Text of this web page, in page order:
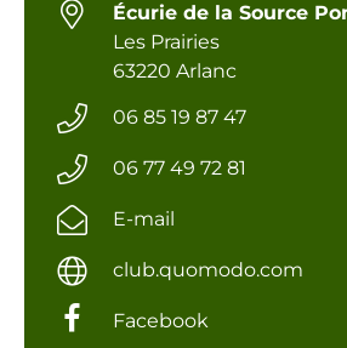
Écurie de la Source
Les Prairies
63220 Arlanc
06 85 19 87 47
06 77 49 72 81
E-mail
club.quomodo.com
Facebook